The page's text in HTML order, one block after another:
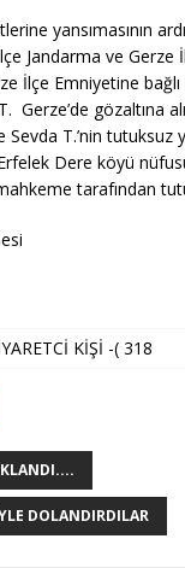
yansımasının
Jandarma ve Gerze
İlçe Emniyetine
gözaltına
Sevda T.’nin tutuksuz
Erfelek Dere köyü
tarafından
KİŞİ -( 318
DOLANDIRDILAR